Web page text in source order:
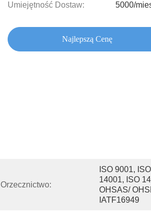
Umiejętność Dostaw: 5000/
Najlepszą Cenę
Orzecznictwo:
ISO 9001,
14001, ISO
OHSAS/
IATF16949